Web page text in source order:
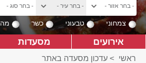
צמחוני טבעוני כשר
אירועים מסעדות
ראשי > עדכון מסעדה באתר